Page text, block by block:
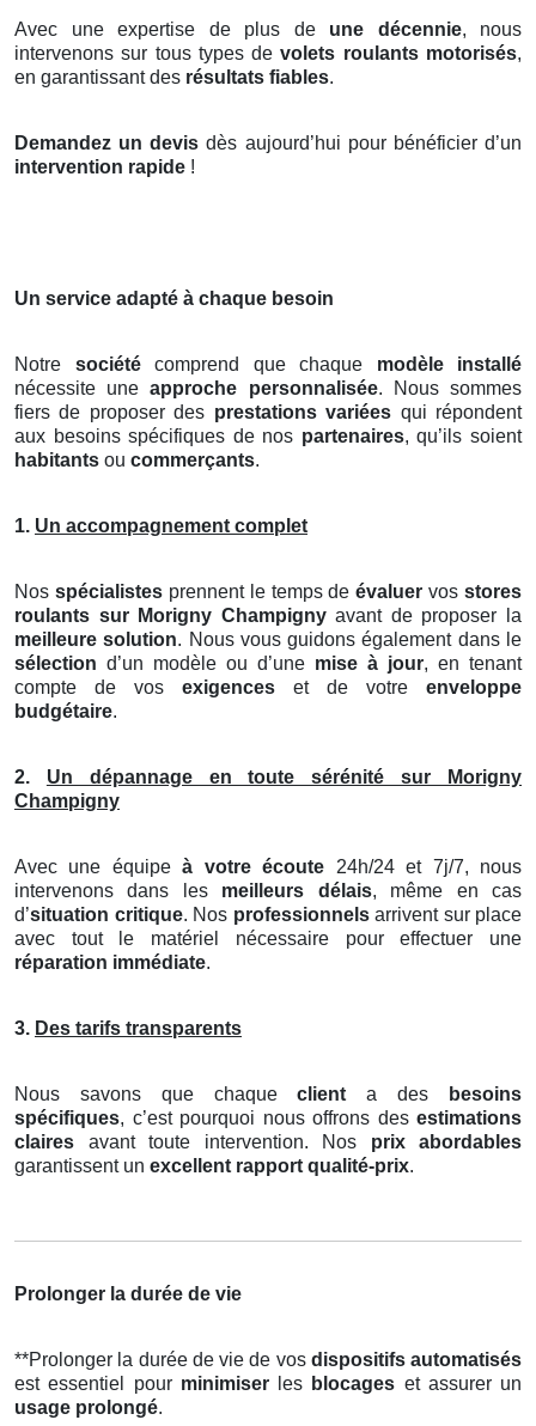
Avec une expertise de plus de une décennie, nous
intervenons sur tous types devolets roulants motorisés,
en garantissant des résultats fiables.
Demandez un devis dès aujourd’hui pour bénéficier d’un
intervention rapide !
Un service adapté à chaque besoin
Notre sociétécomprend que chaque modèle installé
nécessite uneapproche personnalisée. Nous sommes
fiers de proposer des prestations variées qui répondent
aux besoins spécifiques de nos partenaires, qu’ils soient
habitants ou commerçants.
1. Un accompagnement complet
Nos spécialistesprennent le temps deévaluer vos stores
roulants sur Morigny Champignyavant de proposer la
meilleure solution. Nous vous guidons également dans le
sélection d’un modèle ou d’une mise à jour, en tenant
compte de vos exigences et de votre enveloppe
budgétaire.
2. Un dépannage en toute sérénité sur Morigny
Champigny
Avec une équipeà votre écoute 24h/24 et 7j/7, nous
intervenons dans les meilleurs délais, même en cas
d’situation critique. Nos professionnelsarrivent sur place
avec tout le matériel nécessaire pour effectuer une
réparation immédiate.
3. Des tarifs transparents
Nous savons que chaqueclient a des
besoins
spécifiques, c’est pourquoi nous offrons des estimations
claires avant toute intervention. Nos prix abordables
garantissent un excellent rapport qualité-prix.
Prolonger la durée de vie
**Prolonger la durée de vie de vos dispositifs automatisés
est essentiel pour minimiserles blocages et assurer un
usage prolongé.